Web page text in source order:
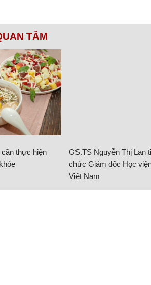
TÂM
thực hiện
GS.TS Nguyễn Thị Lan
chức Giám đốc Học
Việt Nam